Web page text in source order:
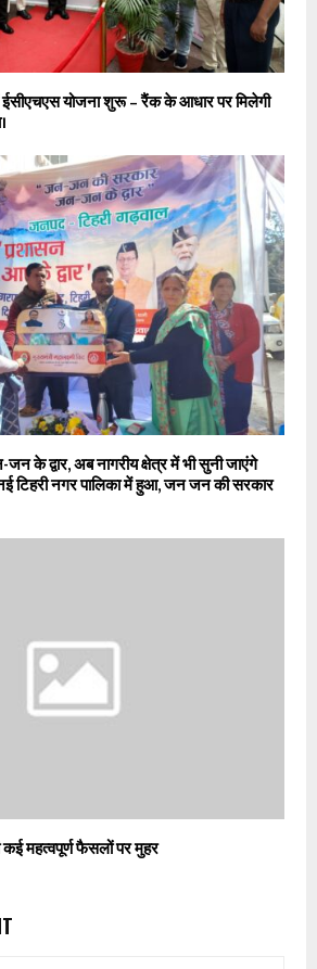
ईसीएचएस योजना शुरू – रैंक के आधार पर मिलेगी
के द्वार, अब नागरीय क्षेत्र में भी सुनी जाएंगे
टिहरी नगर पालिका में हुआ, जन जन की सरकार
महत्वपूर्ण फैसलों पर मुहर